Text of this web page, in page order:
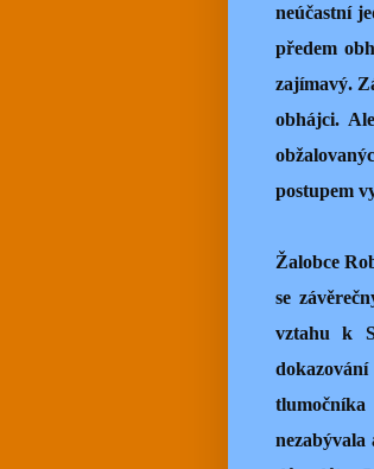
neúčastní
předem
zajímavý.
obhájci.
postupem
Žalobce
se
vztahu k